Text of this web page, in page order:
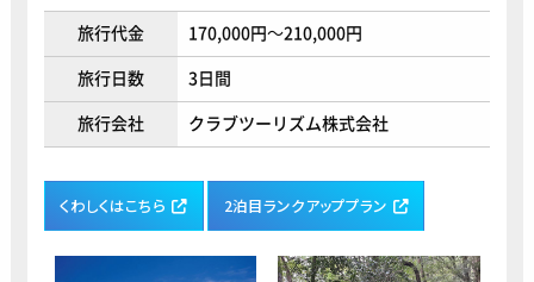
旅行代金 170,000円～210,000円
旅行日数 3日間
旅行会社 クラブツーリズム株式会社
くわしくはこちら 2泊目ランクアッププラン